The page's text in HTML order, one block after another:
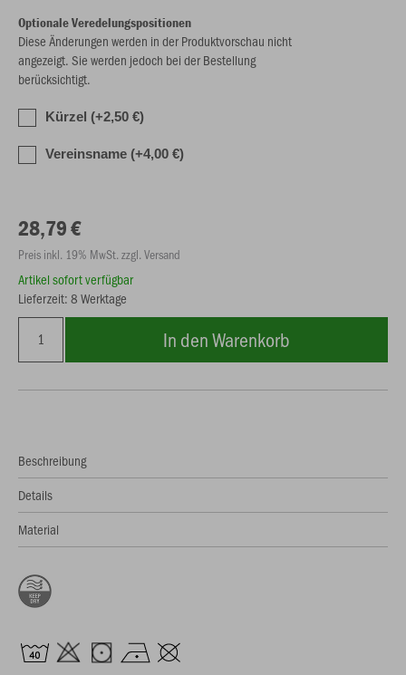
Optionale Veredelungspositionen
Diese Änderungen werden in der Produktvorschau nicht
angezeigt. Sie werden jedoch bei der Bestellung
berücksichtigt.
Kürzel (+2,50 €)
Vereinsname (+4,00 €)
28,79 €
Preis inkl. 19% MwSt. zzgl. Versand
Artikel sofort verfügbar
Lieferzeit: 8 Werktage
In den Warenkorb
Beschreibung
Details
Material